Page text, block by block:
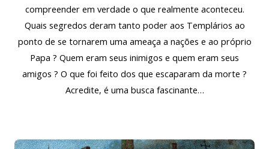
compreender em verdade o que realmente aconteceu.
Quais segredos deram tanto poder aos Templários ao
ponto de se tornarem uma ameaça a nações e ao próprio
Papa ? Quem eram seus inimigos e quem eram seus
amigos ? O que foi feito dos que escaparam da morte ?
Acredite, é uma busca fascinante…